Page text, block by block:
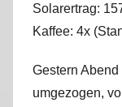
Solarertrag:
Kaffee: 4x
Gestern
umgezogen,